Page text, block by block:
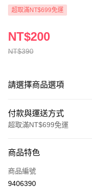
超取滿NT$699免運
NT$390
NT$200
請選擇商品選項
付款與運送方式
超取滿NT$699免運
信用卡一次付款
超商取貨付款
商品特色
商品編號
9406390